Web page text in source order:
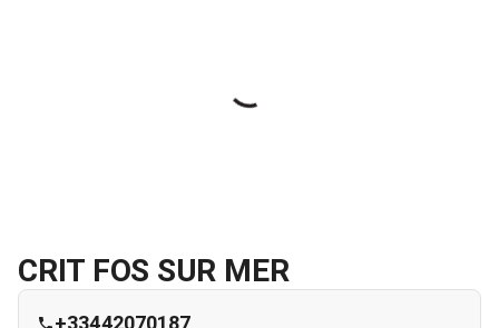
CRIT FOS SUR MER
+33442070187